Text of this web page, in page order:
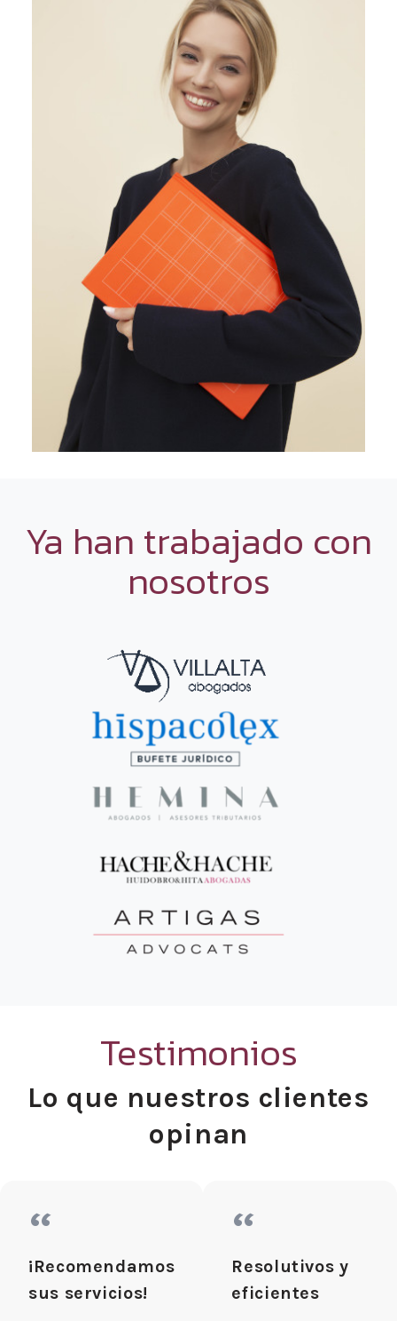
Ya han trabajado con
nosotros
Testimonios
Lo que nuestros clientes
opinan
“
¡Recomendamos
sus servicios!
“
Resolutivos y
eficientes